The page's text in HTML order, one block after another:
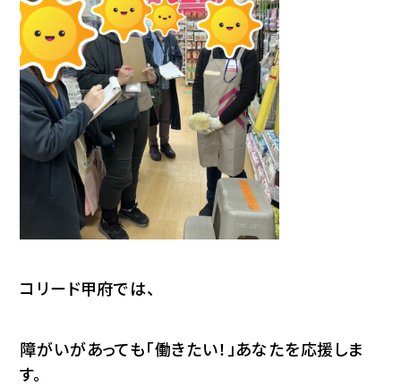
コリード甲府では、
障がいがあっても「働きたい！」あなたを応援しま
す。